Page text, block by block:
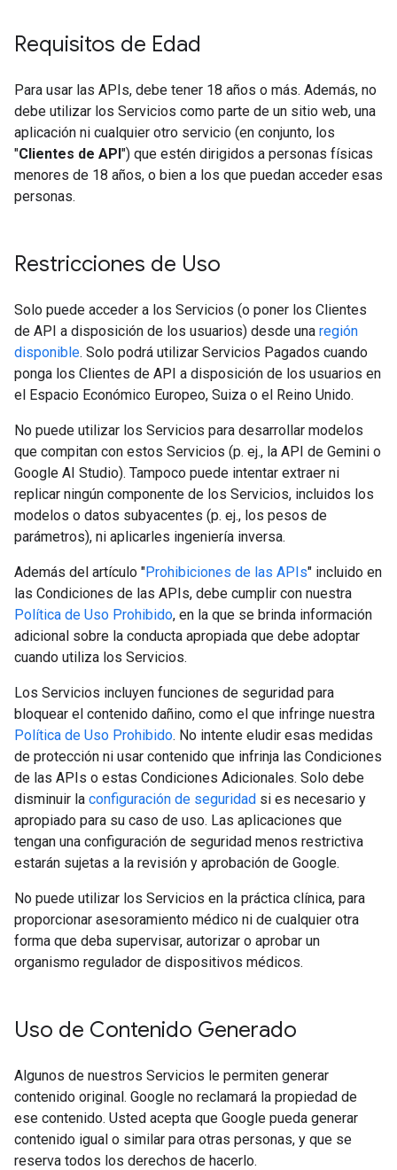
Requisitos de Edad
Para usar las APIs, debe tener 18 años o más. Además, no
debe utilizar los Servicios como parte de un sitio web, una
aplicación ni cualquier otro servicio (en conjunto, los
"Clientes de API") que estén dirigidos a personas físicas
menores de 18 años, o bien a los que puedan acceder esas
personas.
Restricciones de Uso
Solo puede acceder a los Servicios (o poner los Clientes
de API a disposición de los usuarios) desde una región
disponible. Solo podrá utilizar Servicios Pagados cuando
ponga los Clientes de API a disposición de los usuarios en
el Espacio Económico Europeo, Suiza o el Reino Unido.
No puede utilizar los Servicios para desarrollar modelos
que compitan con estos Servicios (p. ej., la API de Gemini o
Google AI Studio). Tampoco puede intentar extraer ni
replicar ningún componente de los Servicios, incluidos los
modelos o datos subyacentes (p. ej., los pesos de
parámetros), ni aplicarles ingeniería inversa.
Además del artículo "Prohibiciones de las APIs" incluido en
las Condiciones de las APIs, debe cumplir con nuestra
Política de Uso Prohibido, en la que se brinda información
adicional sobre la conducta apropiada que debe adoptar
cuando utiliza los Servicios.
Los Servicios incluyen funciones de seguridad para
bloquear el contenido dañino, como el que infringe nuestra
Política de Uso Prohibido. No intente eludir esas medidas
de protección ni usar contenido que infrinja las Condiciones
de las APIs o estas Condiciones Adicionales. Solo debe
disminuir la configuración de seguridad si es necesario y
apropiado para su caso de uso. Las aplicaciones que
tengan una configuración de seguridad menos restrictiva
estarán sujetas a la revisión y aprobación de Google.
No puede utilizar los Servicios en la práctica clínica, para
proporcionar asesoramiento médico ni de cualquier otra
forma que deba supervisar, autorizar o aprobar un
organismo regulador de dispositivos médicos.
Uso de Contenido Generado
Algunos de nuestros Servicios le permiten generar
contenido original. Google no reclamará la propiedad de
ese contenido. Usted acepta que Google pueda generar
contenido igual o similar para otras personas, y que se
reserva todos los derechos de hacerlo.